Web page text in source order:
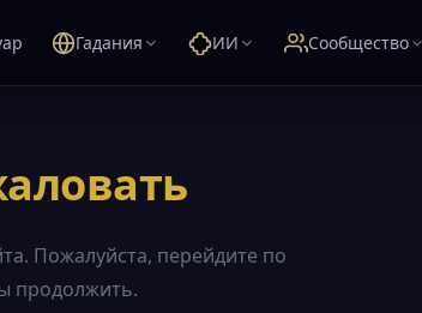
Гадания ИИ Сообщество
Пожалуйста, перейдите по
продолжить.